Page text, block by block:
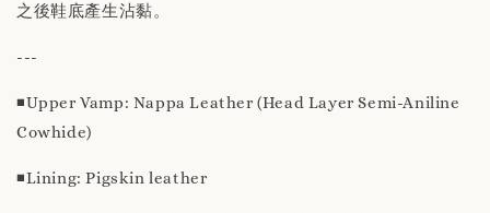
之後鞋底產生沾黏。
---
◾️Upper Vamp: Nappa Leather (Head Layer Semi-Aniline
Cowhide)
◾️Lining: Pigskin leather